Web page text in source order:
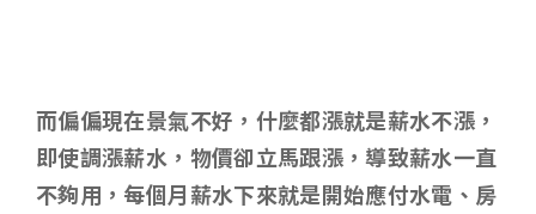
而偏偏現在景氣不好，什麼都漲就是薪水不漲，
即使調漲薪水，物價卻立馬跟漲，導致薪水一直
不夠用，每個月薪水下來就是開始應付水電、房